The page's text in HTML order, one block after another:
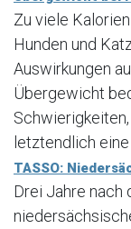
Zu viele
Hunden und
Auswirkungen
Übergewicht
letztendlich eine
TASSO:
Drei Jahre nach